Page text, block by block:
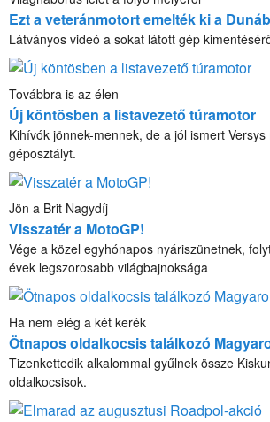
Ezt a veteránmotort emelték ki a
Látványos videó a sokat látott gép
Továbbra is az élen
Új köntösben a listavezető túramotor
Kihívók jönnek-mennek, de a jól ismert
géposztályt.
Jön a Brit Nagydíj
Visszatér a MotoGP!
Vége a közel egyhónapos nyáriszünetnek,
évek legszorosabb világbajnoksága
Ha nem elég a két kerék
Ötnapos oldalkocsis találkozó
Tizenkettedik alkalommal gyűlnek össze
oldalkocsisok.